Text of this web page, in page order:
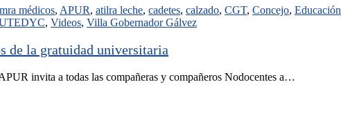
médicos, APUR, atilra leche, cadetes, calzado, CGT, Concejo, Educación
, Videos, Villa Gobernador Gálvez
de la gratuidad universitaria
invita a todas las compañeras y compañeros Nodocentes a…